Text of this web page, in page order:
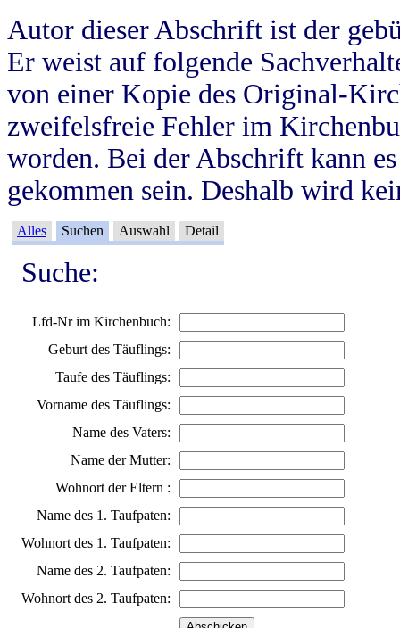
Autor dieser Abschrift ist der
Er weist auf folgende
von einer Kopie des Original-
zweifelsfreie Fehler im
worden. Bei der Abschrift kann
gekommen sein. Deshalb wird
Alles Suchen Auswahl Detail
Suche:
Lfd-Nr im Kirchenbuch:
Geburt des Täuflings:
Taufe des Täuflings:
Vorname des Täuflings:
Name des Vaters:
Name der Mutter:
Wohnort der Eltern :
Name des 1. Taufpaten:
Wohnort des 1. Taufpaten:
Name des 2. Taufpaten:
Wohnort des 2. Taufpaten: